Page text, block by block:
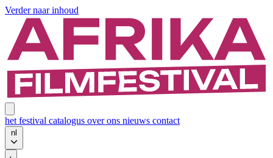
Verder naar inhoud
het festival catalogus over ons nieuws contact
nl